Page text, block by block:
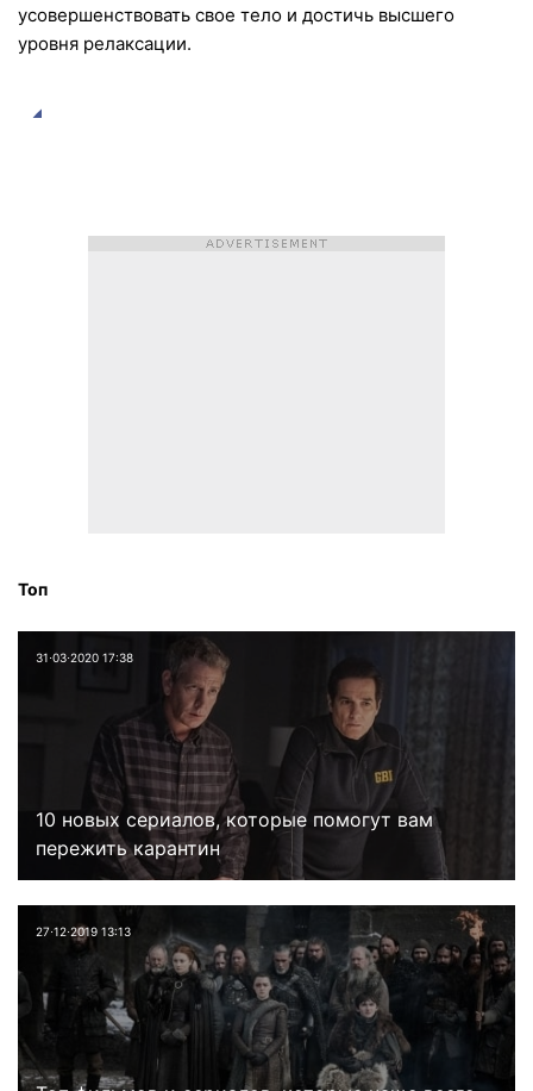
усовершенствовать свое тело и достичь высшего
уровня релаксации.
Топ
31⋅03⋅2020 17:38
10 новых сериалов, которые помогут вам
пережить карантин
27⋅12⋅2019 13:13